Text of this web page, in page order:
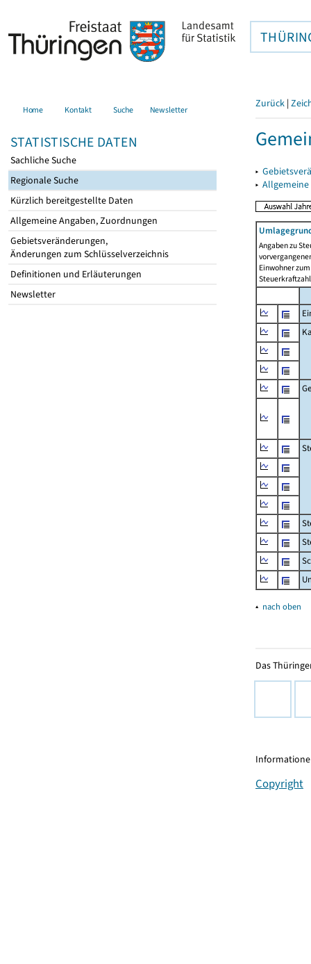
Home Kontakt Suche Newsletter
STATISTISCHE DATEN
Sachliche Suche
Regionale Suche
Kürzlich bereitgestellte Daten
Allgemeine Angaben, Zuordnungen
Gebietsveränderungen,
Änderungen zum Schlüsselverzeichnis
Definitionen und Erläuterungen
Newsletter
Zurück |
▸
▸
Angaben zu
Einwohner
▴ nach oben
Das
Copyright